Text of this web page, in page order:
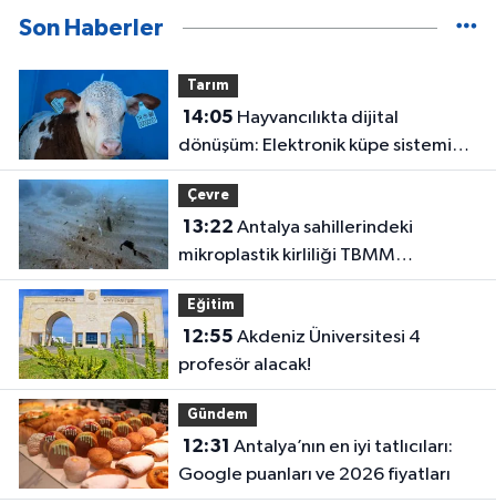
Son Haberler
Tarım
14:05
dönüşüm: Elektronik küpe sistemi
başladı
Çevre
13:22
mikroplastik kirliliği TBMM
gündeminde!
Eğitim
12:55
profesör alacak!
Gündem
12:31
Google puanları ve 2026 fiyatları